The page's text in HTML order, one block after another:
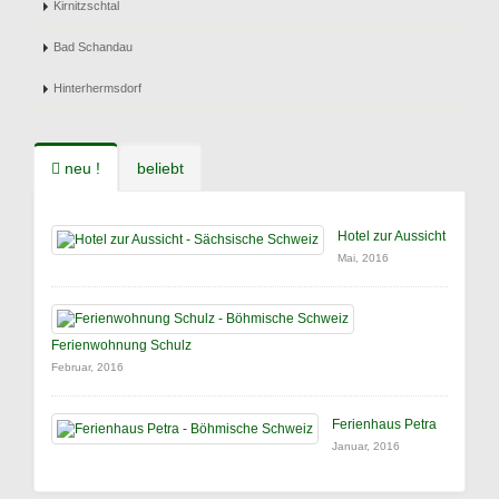
Kirnitzschtal
Bad Schandau
Hinterhermsdorf
neu ! beliebt
Hotel zur Aussicht
Mai, 2016
Ferienwohnung Schulz
Februar, 2016
Ferienhaus Petra
Januar, 2016